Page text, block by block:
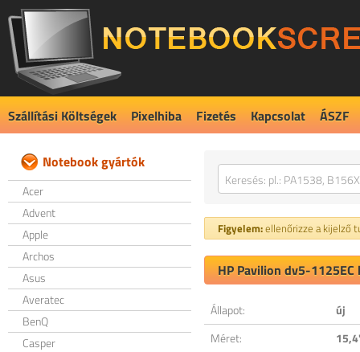
Szállítási Költségek Pixelhiba Fizetés Kapcsolat ÁSZF
Notebook gyártók
Acer
Advent
Apple
Archos
Asus
Averatec
BenQ
Casper
Figyelem:ellenőrizze a kijelző
HP Pavilion dv5-
Állapot:
új
Méret: